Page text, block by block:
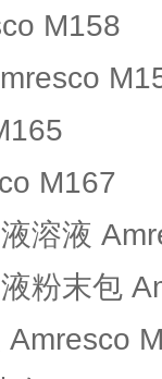
M158
M167
溶液
粉末包
Amresco